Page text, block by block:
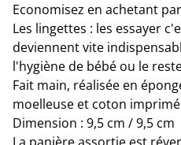
Economisez en achetant
Les lingettes : les essayer
deviennent vite
l'hygiène de bébé ou le
Fait main, réalisée en
moelleuse et coton
Dimension : 9,5 cm / 9,5 cm